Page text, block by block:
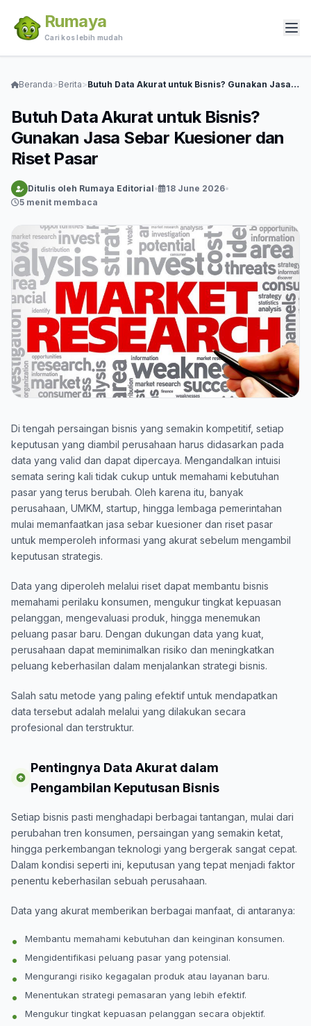
Rumaya
Cari kos lebih mudah
Beranda>Berita> Butuh Data Akurat untuk Bisnis? Gunakan Jasa Sebar Kuesioner dan Riset Pasar
Butuh Data Akurat untuk Bisnis?
Gunakan Jasa Sebar Kuesioner dan
Riset Pasar
Ditulis oleh Rumaya Editorial• 18 June 2026•
5 menit membaca
Di tengah persaingan bisnis yang semakin kompetitif, setiap
keputusan yang diambil perusahaan harus didasarkan pada
data yang valid dan dapat dipercaya. Mengandalkan intuisi
semata sering kali tidak cukup untuk memahami kebutuhan
pasar yang terus berubah. Oleh karena itu, banyak
perusahaan, UMKM, startup, hingga lembaga pemerintahan
mulai memanfaatkan jasa sebar kuesioner dan riset pasar
untuk memperoleh informasi yang akurat sebelum mengambil
keputusan strategis.
Data yang diperoleh melalui riset dapat membantu bisnis
memahami perilaku konsumen, mengukur tingkat kepuasan
pelanggan, mengevaluasi produk, hingga menemukan
peluang pasar baru. Dengan dukungan data yang kuat,
perusahaan dapat meminimalkan risiko dan meningkatkan
peluang keberhasilan dalam menjalankan strategi bisnis.
Salah satu metode yang paling efektif untuk mendapatkan
data tersebut adalah melalui yang dilakukan secara
profesional dan terstruktur.
Pentingnya Data Akurat dalam
Pengambilan Keputusan Bisnis
Setiap bisnis pasti menghadapi berbagai tantangan, mulai dari
perubahan tren konsumen, persaingan yang semakin ketat,
hingga perkembangan teknologi yang bergerak sangat cepat.
Dalam kondisi seperti ini, keputusan yang tepat menjadi faktor
penentu keberhasilan sebuah perusahaan.
Data yang akurat memberikan berbagai manfaat, di antaranya:
Membantu memahami kebutuhan dan keinginan konsumen.
Mengidentifikasi peluang pasar yang potensial.
Mengurangi risiko kegagalan produk atau layanan baru.
Menentukan strategi pemasaran yang lebih efektif.
Mengukur tingkat kepuasan pelanggan secara objektif.